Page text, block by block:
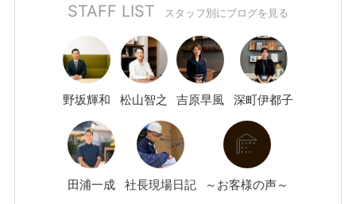
STAFF LIST スタッフ別にブログを見る
野坂輝和 松山智之 吉原早風 深町伊都子
田浦一成 社長現場日記 ～お客様の声～